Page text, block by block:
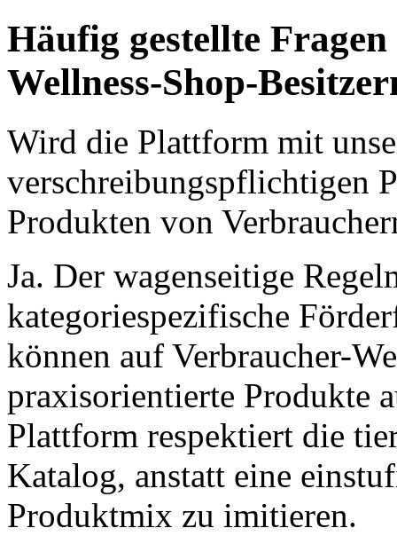
Häufig gestellte
Wellness-Shop-
Wird die Plattform mit
verschreibungspflichtigen
Produkten von
Ja. Der wagenseitige
kategoriespezifische
können auf Verbraucher-
praxisorientierte Produkte
Plattform respektiert die
Katalog, anstatt eine
Produktmix zu imitieren.